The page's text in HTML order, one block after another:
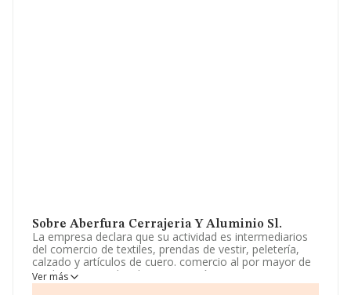
Sobre Aberfura Cerrajeria Y Aluminio Sl.
La empresa declara que su actividad es intermediarios
del comercio de textiles, prendas de vestir, peletería,
calzado y artículos de cuero. comercio al por mayor de
madera, materiales de construcción y aparatos
sanitarios. agentes de la propiedad inmobiliaria.
Ver más